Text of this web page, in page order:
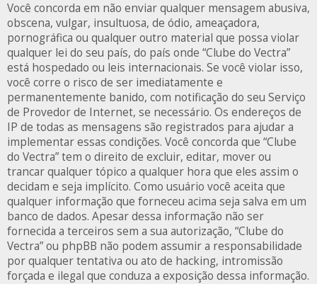
Você concorda em não enviar qualquer mensagem abusiva,
obscena, vulgar, insultuosa, de ódio, ameaçadora,
pornográfica ou qualquer outro material que possa violar
qualquer lei do seu país, do país onde “Clube do Vectra”
está hospedado ou leis internacionais. Se você violar isso,
você corre o risco de ser imediatamente e
permanentemente banido, com notificação do seu Serviço
de Provedor de Internet, se necessário. Os endereços de
IP de todas as mensagens são registrados para ajudar a
implementar essas condições. Você concorda que “Clube
do Vectra” tem o direito de excluir, editar, mover ou
trancar qualquer tópico a qualquer hora que eles assim o
decidam e seja implícito. Como usuário você aceita que
qualquer informação que forneceu acima seja salva em um
banco de dados. Apesar dessa informação não ser
fornecida a terceiros sem a sua autorização, “Clube do
Vectra” ou phpBB não podem assumir a responsabilidade
por qualquer tentativa ou ato de hacking, intromissão
forçada e ilegal que conduza a exposição dessa informação.